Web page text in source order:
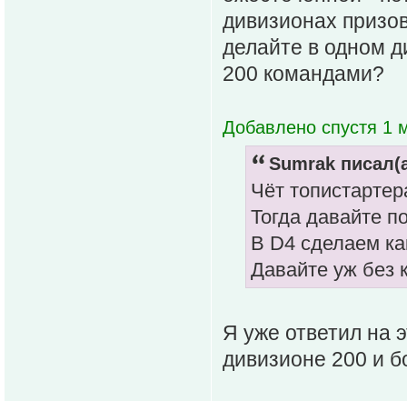
дивизионах
делайте в одном
200 командами?
Добавлено спустя 1
Sumrak
Чёт
Тогда давайте
В D4 сделаем
Давайте уж без
Я уже ответил на
дивизионе 200 и